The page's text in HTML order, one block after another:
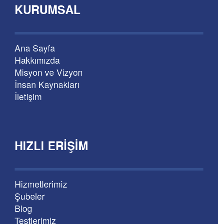
KURUMSAL
Ana Sayfa
Hakkımızda
Misyon ve Vizyon
İnsan Kaynakları
İletişim
HIZLI ERIŞIM
Hizmetlerimiz
Şubeler
Blog
Testlerimiz